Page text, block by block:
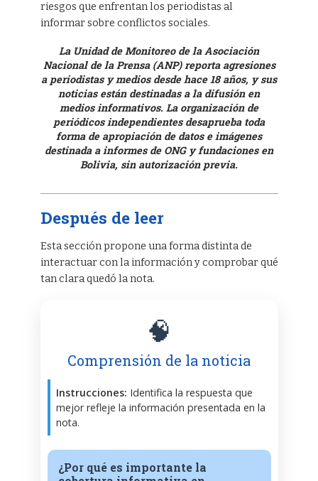
riesgos que enfrentan los periodistas al
informar sobre conflictos sociales.
La Unidad de Monitoreo de la Asociación
Nacional de la Prensa (ANP) reporta agresiones
a periodistas y medios desde hace 18 años, y sus
noticias están destinadas a la difusión en
medios informativos. La organización de
periódicos independientes desaprueba toda
forma de apropiación de datos e imágenes
destinada a informes de ONG y fundaciones en
Bolivia, sin autorización previa.
Después de leer
Esta sección propone una forma distinta de
interactuar con la información y comprobar qué
tan clara quedó la nota.
🧠
Comprensión de la noticia
Instrucciones: Identifica la respuesta que
mejor refleje la información presentada en la
nota.
¿Por qué es importante la